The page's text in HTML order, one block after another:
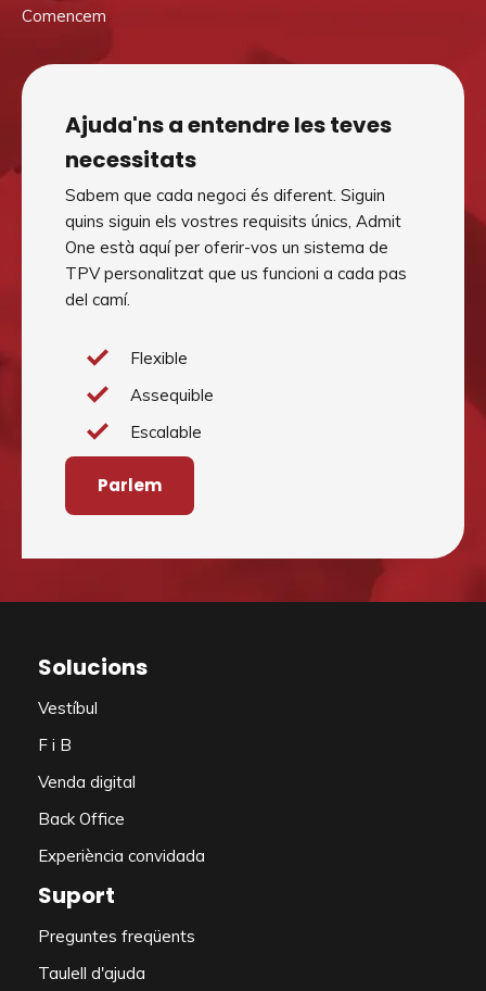
Comencem
Ajuda'ns a entendre les teves
necessitats
Sabem que cada negoci és diferent. Siguin
quins siguin els vostres requisits únics, Admit
One està aquí per oferir-vos un sistema de
TPV personalitzat que us funcioni a cada pas
del camí.
Flexible
Assequible
Escalable
Parlem
Solucions
Vestíbul
F i B
Venda digital
Back Office
Experiència convidada
Suport
Preguntes freqüents
Taulell d'ajuda